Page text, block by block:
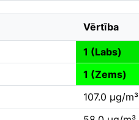
Vērtība
1 (Labs)
1 (Zems)
107.0 µg/m³